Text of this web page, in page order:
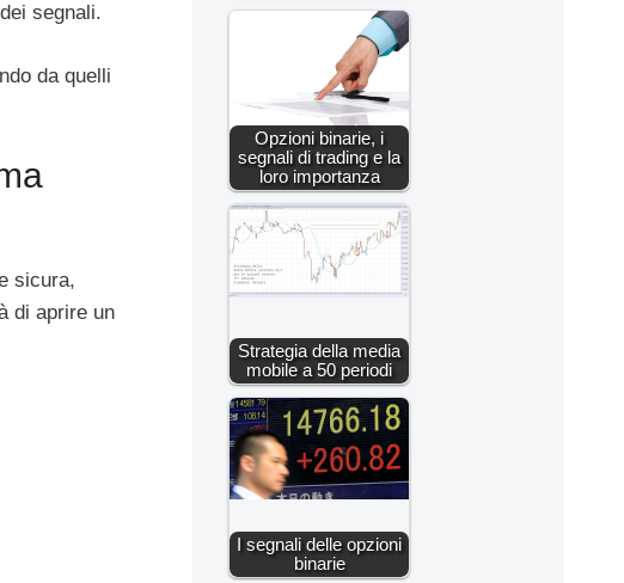
segnali.
da quelli
sicura,
di aprire un
Opzioni binarie, i
segnali di trading e la
loro importanza
Strategia della media
mobile a 50 periodi
I segnali delle opzioni
binarie